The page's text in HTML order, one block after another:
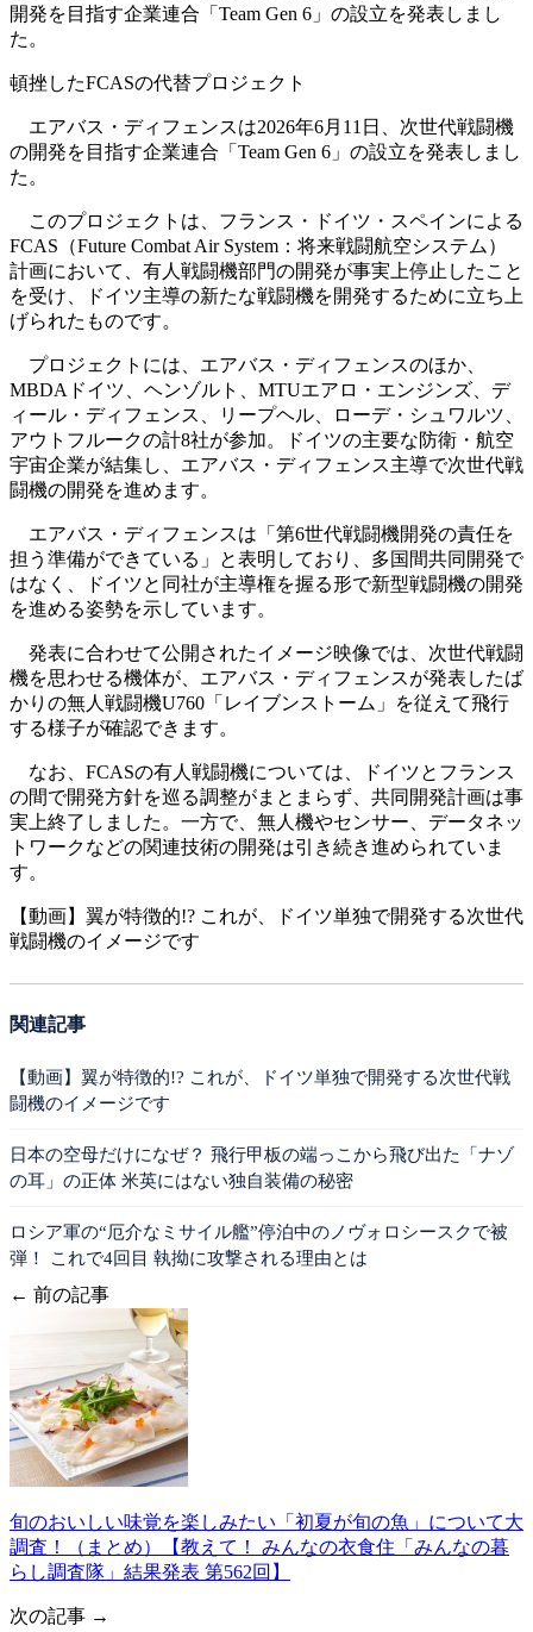
開発を目指す企業連合「Team Gen 6」の設立を発表しまし
た。
頓挫したFCASの代替プロジェクト
エアバス・ディフェンスは2026年6月11日、次世代戦闘機
の開発を目指す企業連合「Team Gen 6」の設立を発表しまし
た。
このプロジェクトは、フランス・ドイツ・スペインによる
FCAS（Future Combat Air System：将来戦闘航空システム）
計画において、有人戦闘機部門の開発が事実上停止したこと
を受け、ドイツ主導の新たな戦闘機を開発するために立ち上
げられたものです。
プロジェクトには、エアバス・ディフェンスのほか、
MBDAドイツ、ヘンゾルト、MTUエアロ・エンジンズ、デ
ィール・ディフェンス、リープヘル、ローデ・シュワルツ、
アウトフルークの計8社が参加。ドイツの主要な防衛・航空
宇宙企業が結集し、エアバス・ディフェンス主導で次世代戦
闘機の開発を進めます。
エアバス・ディフェンスは「第6世代戦闘機開発の責任を
担う準備ができている」と表明しており、多国間共同開発で
はなく、ドイツと同社が主導権を握る形で新型戦闘機の開発
を進める姿勢を示しています。
発表に合わせて公開されたイメージ映像では、次世代戦闘
機を思わせる機体が、エアバス・ディフェンスが発表したば
かりの無人戦闘機U760「レイブンストーム」を従えて飛行
する様子が確認できます。
なお、FCASの有人戦闘機については、ドイツとフランス
の間で開発方針を巡る調整がまとまらず、共同開発計画は事
実上終了しました。一方で、無人機やセンサー、データネッ
トワークなどの関連技術の開発は引き続き進められていま
す。
【動画】翼が特徴的!? これが、ドイツ単独で開発する次世代
戦闘機のイメージです
関連記事
【動画】翼が特徴的!? これが、ドイツ単独で開発する次世代戦
闘機のイメージです
日本の空母だけになぜ？ 飛行甲板の端っこから飛び出た「ナゾ
の耳」の正体 米英にはない独自装備の秘密
ロシア軍の“厄介なミサイル艦”停泊中のノヴォロシースクで被
弾！ これで4回目 執拗に攻撃される理由とは
← 前の記事
旬のおいしい味覚を楽しみたい「初夏が旬の魚」について大
調査！（まとめ）【教えて！ みんなの衣食住「みんなの暮
らし調査隊」結果発表 第562回】
次の記事 →